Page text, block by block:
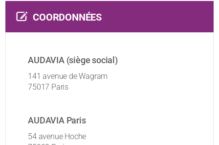
COORDONNÉES
AUDAVIA (siège social)
141 avenue de Wagram
75017 Paris
AUDAVIA Paris
54 avenue Hoche